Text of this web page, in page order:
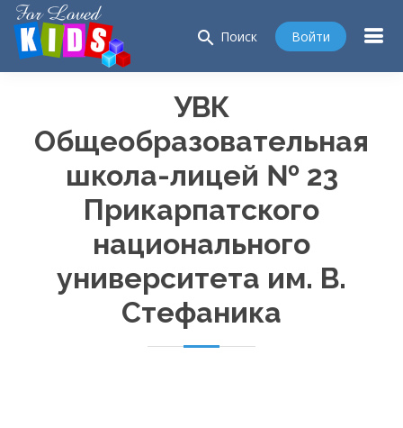
search Поиск Войти
УВК
Общеобразовательная
школа-лицей № 23
Прикарпатского
национального
университета им. В.
Стефаника